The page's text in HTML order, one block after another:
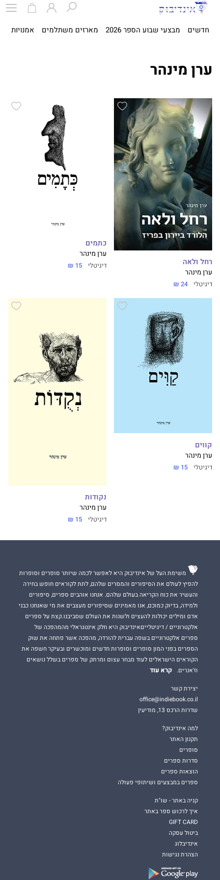
חדשים מבצעי שבוע הספר 2026 מארזים משתלמים אמנויות
ערן מינהר
רחל ולאה
ערן מינהר
דיגיטלי 24 ₪
כתמים
ערן מינהר
דיגיטלי 15 ₪
קווים
ערן מינהר
דיגיטלי 15 ₪
נקודות
ערן מינהר
דיגיטלי 15 ₪
משימת העל של אינדיבוק היא לאפשר לכמה שיותר סופרים וסופרות
להפיץ לעולם את הסיפורים והמסרים שלהם, לתת לקוראים חופש בחירה
והעשיר את כוח הקריאה בעולם שלהם. אנחנו אוהבים ספרים, סיפורים
ולמידה, בדיוק כמוכם, אנו מאמינים שסיפורים מעצבים את מי שאנחנו כבני
אדם ומילים יכולות להעצים ולשנות את העולם שסביבנו.קצת על ספרים
אלקטרוניים / דיגיטלייםאינדיבוק היא חלק אינטגראלי מהמהפכה של
ספרים אלקטרוניים בשפה עברית להורדה, מהפכה אשר פתחה את שוק
הספרים בפני המון סופרים וסופרות חדשים ומוכשרים ובעיקר חשפה את
הקוראים הישראלים לעוד מבחר עצום ומרתק של ספרים בשלל נושאים
וז'אנרים.
קרא עוד
יצירת קשר
office@indiebook.co.il
שדרות הרכס 13, מודיעין
למה אינדיבוק?
תקנון האתר
סופרים
סדרות ספרים
הוצאות ספרים
ספרים במבצעים ושיתופי פעולה
קניה באתר - שו"ת
איך לרכוש ספר באתר
GIFT CARD
ביטול עסקה
אינדיבלוג
הצהרת נגישות